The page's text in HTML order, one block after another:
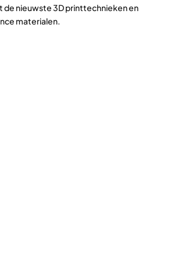
de nieuwste 3D printtechnieken en
materialen.